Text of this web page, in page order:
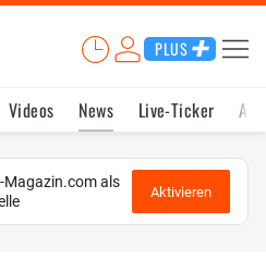
PLUS
Videos News Live-Ticker
Magazin.com als
Aktivieren